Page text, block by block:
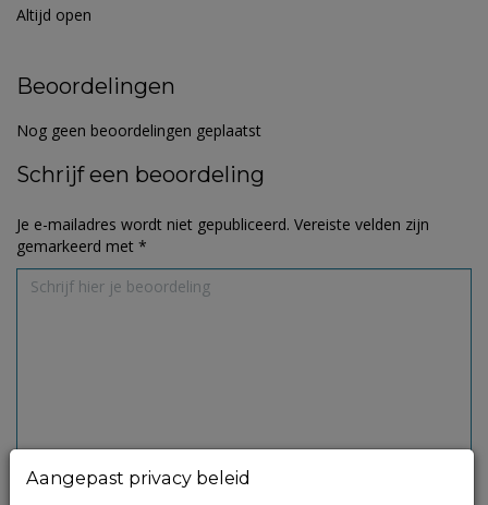
Altijd open
Beoordelingen
Nog geen beoordelingen geplaatst
Schrijf een beoordeling
Je e-mailadres wordt niet gepubliceerd. Vereiste velden zijn
gemarkeerd met *
Aangepast privacy beleid